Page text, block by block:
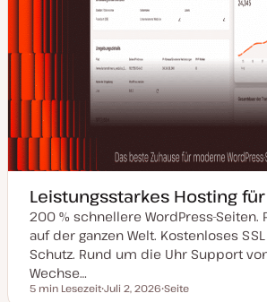
Leistungsstarkes Hosting
200 % schnellere WordPress-Seiten.
auf der ganzen Welt. Kostenloses
Schutz. Rund um die Uhr Support
Wechse…
Lesezeit
5 min Lesezeit Juli 2, 2026 Seite